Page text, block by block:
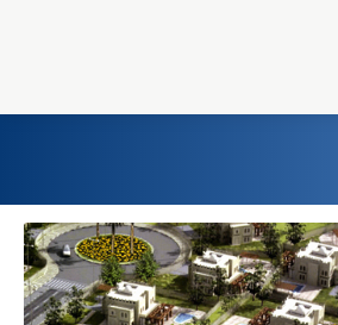
Home
Einst und Heute